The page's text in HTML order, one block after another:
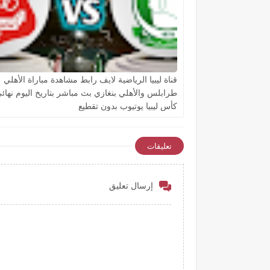
قناة ليبيا الرياضية لايف رابط مشاهدة مباراة الأهلي
طرابلس والأهلي بنغازي بث مباشر بتاريخ اليوم
كأس ليبيا يوتيوب بدون تقطيع
تعليقات
إرسال تعليق